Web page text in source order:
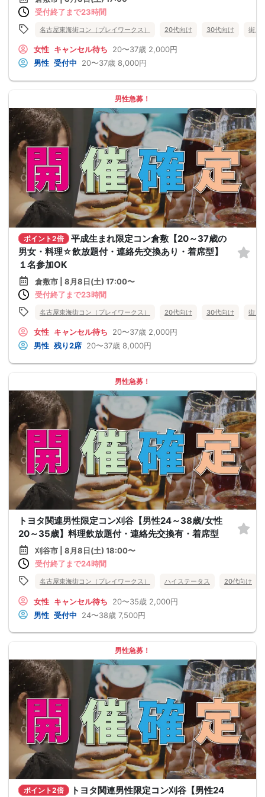
受付終了まで23時間
名古屋東海街コン（プレイワークス） 20代向け 30代向け 街コ
女性 キャンセル待ち 20〜37歳 2,000円
男性 受付中 20〜37歳 8,000円
男性急募！
ポイント2倍
平成生まれ限定コン倉敷【20～37歳の
男女・料理☆飲放題付・連絡先交換あり・着席型】
１名参加OK
倉敷市 | 8月8日(土) 17:00〜
受付終了まで23時間
名古屋東海街コン（プレイワークス） 20代向け 30代向け 街コ
女性 キャンセル待ち 20〜37歳 2,000円
男性 残り2席 20〜37歳 8,000円
男性急募！
トヨタ関連男性限定コン刈谷【男性24～38歳/女性
20～35歳】料理飲放題付・連絡先交換有・着席型
刈谷市 | 8月8日(土) 18:00〜
受付終了まで24時間
名古屋東海街コン（プレイワークス） ハイステータス 20代向け
女性 キャンセル待ち 20〜35歳 2,000円
男性 受付中 24〜38歳 7,500円
男性急募！
ポイント2倍
トヨタ関連男性限定コン刈谷【男性24